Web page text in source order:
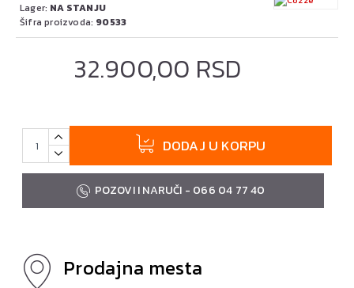
32.900,00 RSD
Lager: NA STANJU
Šifra proizvoda: 90533
DODAJ U KORPU
POZOVI I NARUČI - 066 04 77 40
Prodajna mesta